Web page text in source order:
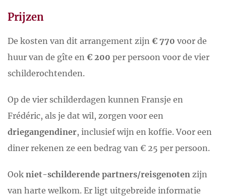
Prijzen
De kosten van dit arrangement zijn € 770 voor de
huur van de gîte en € 200 per persoon voor de vier
schilderochtenden.
Op de vier schilderdagen kunnen Fransje en
Frédéric, als je dat wil, zorgen voor een
driegangendiner, inclusief wijn en koffie. Voor een
diner rekenen ze een bedrag van € 25 per persoon.
Ook niet-schilderende partners/reisgenoten zijn
van harte welkom. Er ligt uitgebreide informatie